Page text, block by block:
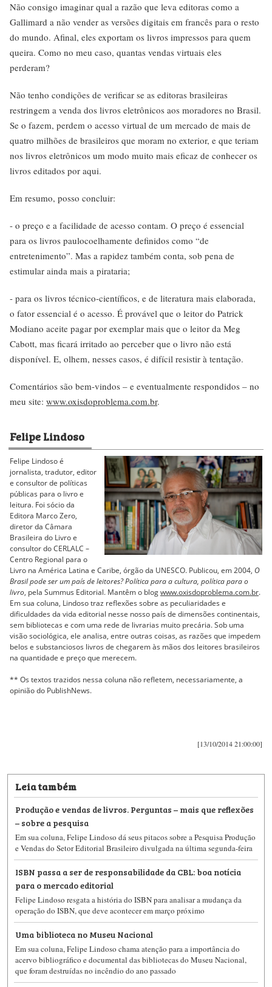
Não consigo imaginar qual a razão que leva editoras como a
Gallimard a não vender as versões digitais em francês para o resto
do mundo. Afinal, eles exportam os livros impressos para quem
queira. Como no meu caso, quantas vendas virtuais eles
perderam?
Não tenho condições de verificar se as editoras brasileiras
restringem a venda dos livros eletrônicos aos moradores no Brasil.
Se o fazem, perdem o acesso virtual de um mercado de mais de
quatro milhões de brasileiros que moram no exterior, e que teriam
nos livros eletrônicos um modo muito mais eficaz de conhecer os
livros editados por aqui.
Em resumo, posso concluir:
- o preço e a facilidade de acesso contam. O preço é essencial
para os livros paulocoelhamente definidos como “de
entretenimento”. Mas a rapidez também conta, sob pena de
estimular ainda mais a pirataria;
- para os livros técnico-científicos, e de literatura mais elaborada,
o fator essencial é o acesso. É provável que o leitor do Patrick
Modiano aceite pagar por exemplar mais que o leitor da Meg
Cabott, mas ficará irritado ao perceber que o livro não está
disponível. E, olhem, nesses casos, é difícil resistir à tentação.
Comentários são bem-vindos – e eventualmente respondidos – no
meu site: www.oxisdoproblema.com.br.
Felipe Lindoso
Felipe Lindoso é
jornalista, tradutor, editor
e consultor de políticas
públicas para o livro e
leitura. Foi sócio da
Editora Marco Zero,
diretor da Câmara
Brasileira do Livro e
consultor do CERLALC –
Centro Regional para o
Livro na América Latina e Caribe, órgão da UNESCO. Publicou, em 2004, O
Brasil pode ser um país de leitores? Política para a cultura, política para o
livro, pela Summus Editorial. Mantêm o blogwww.oxisdoproblema.com.br.
Em sua coluna, Lindoso traz reflexões sobre as peculiaridades e
dificuldades da vida editorial nesse nosso país de dimensões continentais,
sem bibliotecas e com uma rede de livrarias muito precária. Sob uma
visão sociológica, ele analisa, entre outras coisas, as razões que impedem
belos e substanciosos livros de chegarem às mãos dos leitores brasileiros
na quantidade e preço que merecem.
** Os textos trazidos nessa coluna não refletem, necessariamente, a
opinião do PublishNews.
[13/10/2014 21:00:00]
Leia também
Produção e vendas de livros. Perguntas – mais que reflexões
– sobre a pesquisa
Em sua coluna, Felipe Lindoso dá seus pitacos sobre a Pesquisa Produção
e Vendas do Setor Editorial Brasileiro divulgada na última segunda-feira
ISBN passa a ser de responsabilidade da CBL: boa notícia
para o mercado editorial
Felipe Lindoso resgata a história do ISBN para analisar a mudança da
operação do ISBN, que deve acontecer em março próximo
Uma biblioteca no Museu Nacional
Em sua coluna, Felipe Lindoso chama atenção para a importância do
acervo bibliográfico e documental das bibliotecas do Museu Nacional,
que foram destruídas no incêndio do ano passado